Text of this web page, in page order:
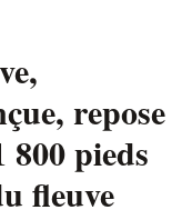
repose
pieds
fleuve